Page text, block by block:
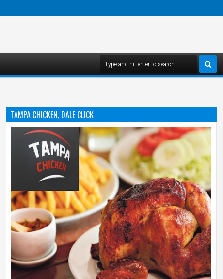
TAMPA CHICKEN, DALE CLICK